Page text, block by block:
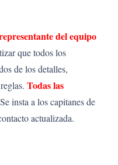
del equipo
que todos los
de los detalles,
Todaslas
insta a los capitanes de
actualizada.